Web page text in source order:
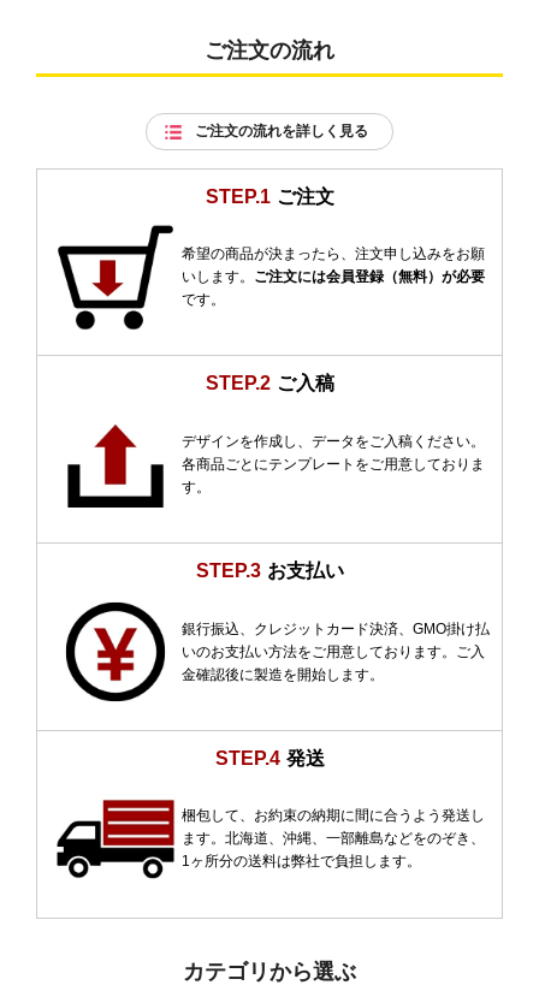
ご注文の流れ
ご注文の流れを詳しく見る
STEP.1 ご注文
希望の商品が決まったら、注文申し込みをお願
いします。 ご注文には会員登録（無料）が必要
です。
STEP.2 ご入稿
デザインを作成し、データをご入稿ください。
各商品ごとにテンプレートをご用意しておりま
す。
STEP.3 お支払い
銀行振込、クレジットカード決済、GMO掛け払
いのお支払い方法をご用意しております。ご入
金確認後に製造を開始します。
STEP.4 発送
梱包して、お約束の納期に間に合うよう発送し
ます。北海道、沖縄、一部離島などをのぞき、
1ヶ所分の送料は弊社で負担します。
カテゴリから選ぶ